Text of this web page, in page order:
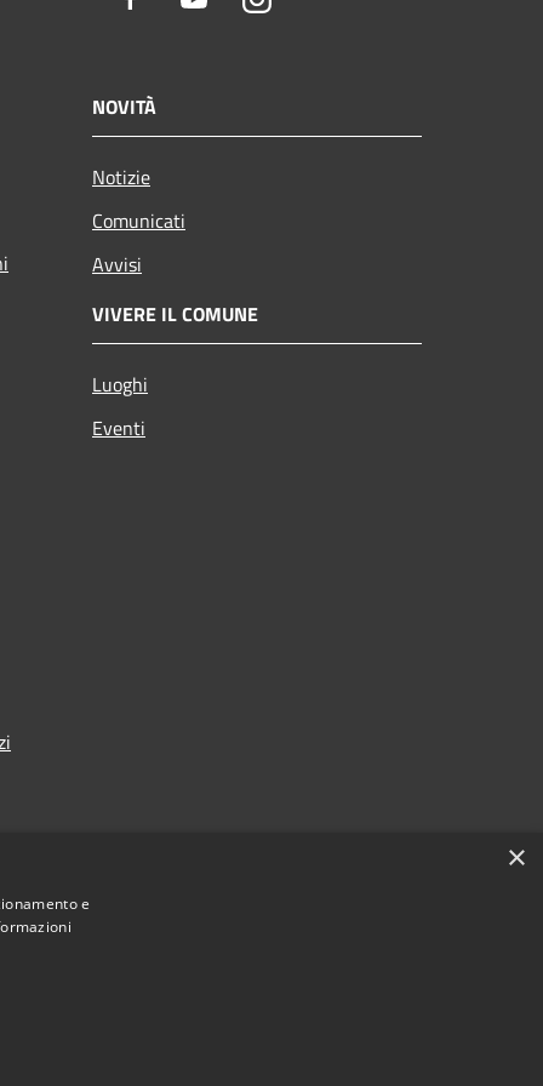
NOVITÀ
Notizie
Comunicati
Avvisi
VIVERE IL COMUNE
Luoghi
Eventi
Borgo Valbelluna • Powered by
×
e